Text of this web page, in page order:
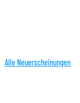
Alle Neuerscheinungen